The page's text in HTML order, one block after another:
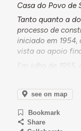
Casa do Povo de
Tanto quanto a
processo de
iniciado em 1954,
vista ao apoio
Em julho de 1955,
atribui uma
do Povo de Santa
Desemprego,
em 86.000$00.
O edifício é
see on map
Bookmark
Share